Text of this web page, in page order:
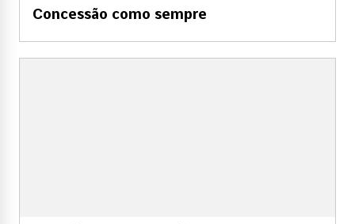
Concessão como sempre